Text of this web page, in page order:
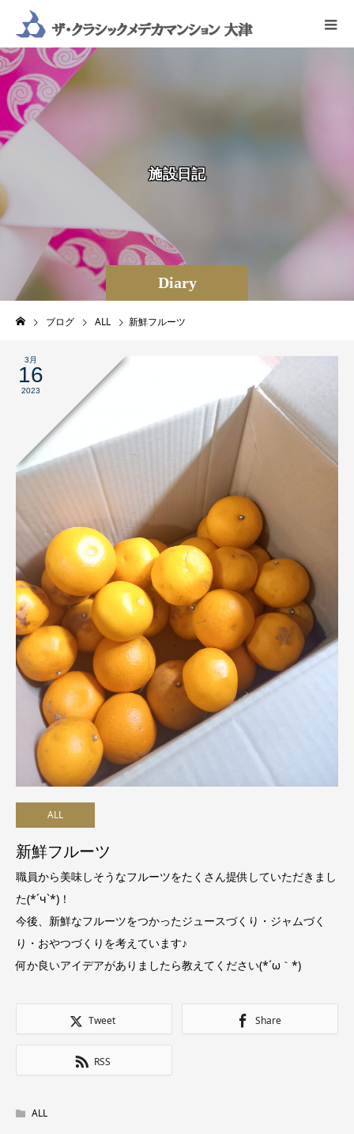
Diary
施設日記
ブログ ALL 新鮮フルーツ
3月
16
2023
ALL
新鮮フルーツ
職員から美味しそうなフルーツをたくさん提供していただきまし
た(*´ч`*)！
今後、新鮮なフルーツをつかったジュースづくり・ジャムづく
り・おやつづくりを考えています♪
何か良いアイデアがありましたら教えてください(*´ω｀*)
Tweet Share
RSS
ALL